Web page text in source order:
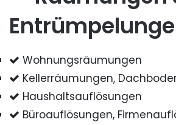
Wohnungsräumungen
Kellerräumungen,
Haushaltsauflösungen
Büroauflösungen,